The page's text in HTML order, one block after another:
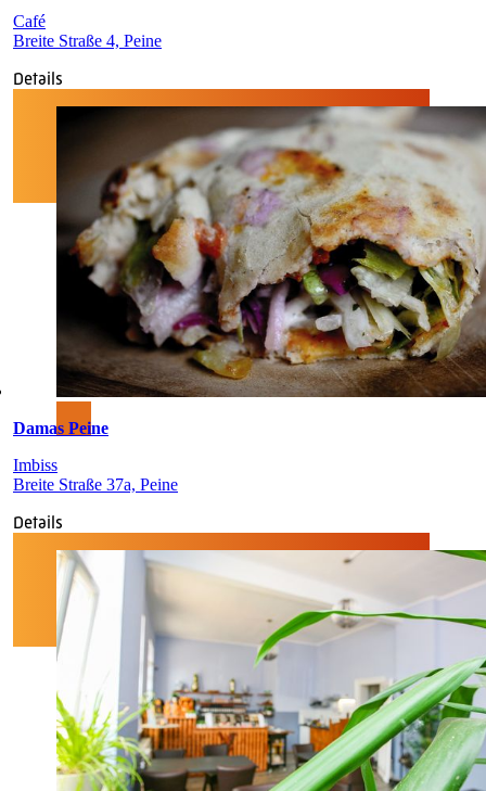
Café
Breite Straße 4, Peine
Details
Damas Peine
Imbiss
Breite Straße 37a, Peine
Details